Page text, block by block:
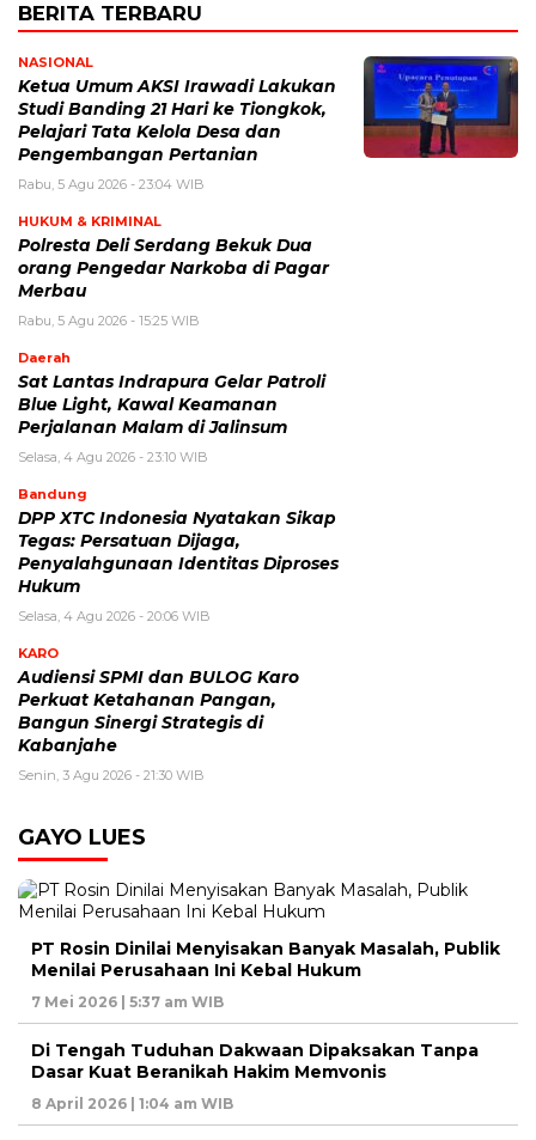
BERITA TERBARU
NASIONAL
Ketua Umum AKSI Irawadi Lakukan
Studi Banding 21 Hari ke Tiongkok,
Pelajari Tata Kelola Desa dan
Pengembangan Pertanian
Rabu, 5 Agu 2026 - 23:04 WIB
HUKUM & KRIMINAL
Polresta Deli Serdang Bekuk Dua
orang Pengedar Narkoba di Pagar
Merbau
Rabu, 5 Agu 2026 - 15:25 WIB
Daerah
Sat Lantas Indrapura Gelar Patroli
Blue Light, Kawal Keamanan
Perjalanan Malam di Jalinsum
Selasa, 4 Agu 2026 - 23:10 WIB
Bandung
DPP XTC Indonesia Nyatakan Sikap
Tegas: Persatuan Dijaga,
Penyalahgunaan Identitas Diproses
Hukum
Selasa, 4 Agu 2026 - 20:06 WIB
KARO
Audiensi SPMI dan BULOG Karo
Perkuat Ketahanan Pangan,
Bangun Sinergi Strategis di
Kabanjahe
Senin, 3 Agu 2026 - 21:30 WIB
GAYO LUES
PT Rosin Dinilai Menyisakan Banyak Masalah, Publik
Menilai Perusahaan Ini Kebal Hukum
7 Mei 2026 | 5:37 am WIB
Di Tengah Tuduhan Dakwaan Dipaksakan Tanpa
Dasar Kuat Beranikah Hakim Memvonis
8 April 2026 | 1:04 am WIB